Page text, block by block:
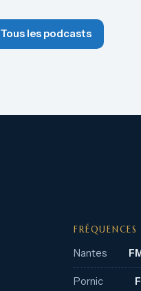
Tous les podcasts
FRÉQUENCES
Nantes
Pornic